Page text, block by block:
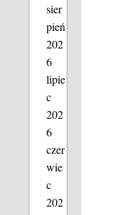
sier
pień
202
6
lipie
c
202
6
czer
wie
c
202